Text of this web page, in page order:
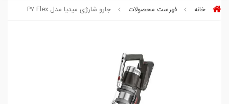
خانه فهرست محصولات جارو شارژی میدیا مدل P۷ Flex